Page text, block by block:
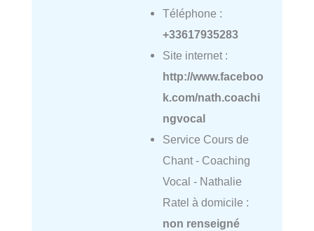
Téléphone :
+33617935283
Site internet :
http://www.faceboo
k.com/nath.coachi
ngvocal
Service Cours de
Chant - Coaching
Vocal - Nathalie
Ratel à domicile :
non renseigné